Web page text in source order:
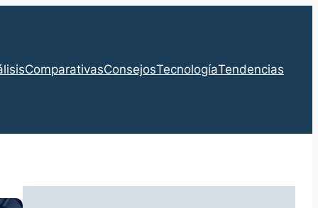
ComparativasConsejosTecnologíaTendencias